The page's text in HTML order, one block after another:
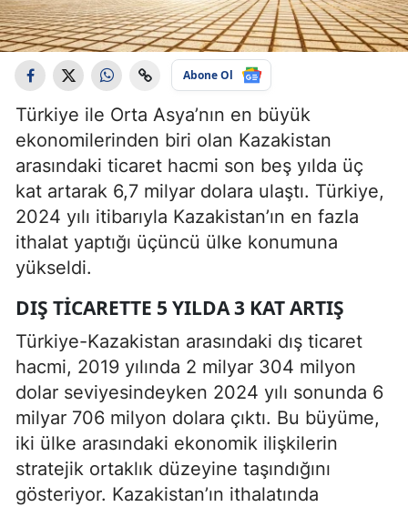
Abone Ol
Türkiye ile Orta Asya’nın en büyük
ekonomilerinden biri olan Kazakistan
arasındaki ticaret hacmi son beş yılda üç
kat artarak 6,7 milyar dolara ulaştı. Türkiye,
2024 yılı itibarıyla Kazakistan’ın en fazla
ithalat yaptığı üçüncü ülke konumuna
yükseldi.
DIŞ TICARETTE 5 YILDA 3 KAT ARTIŞ
Türkiye-Kazakistan arasındaki dış ticaret
hacmi, 2019 yılında 2 milyar 304 milyon
dolar seviyesindeyken 2024 yılı sonunda 6
milyar 706 milyon dolara çıktı. Bu büyüme,
iki ülke arasındaki ekonomik ilişkilerin
stratejik ortaklık düzeyine taşındığını
gösteriyor. Kazakistan’ın ithalatında